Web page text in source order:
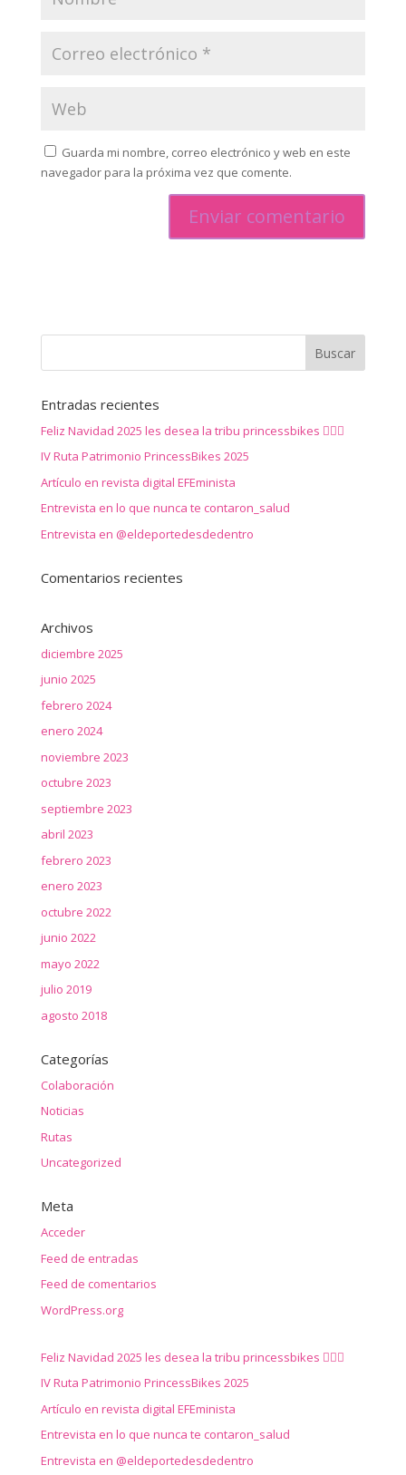
Guarda mi nombre, correo electrónico y web en este
navegador para la próxima vez que comente.
Entradas recientes
Feliz Navidad 2025 les desea la tribu princessbikes 🚴‍♀️✨
IV Ruta Patrimonio PrincessBikes 2025
Artículo en revista digital EFEminista
Entrevista en lo que nunca te contaron_salud
Entrevista en @eldeportedesdedentro
Comentarios recientes
Archivos
diciembre 2025
junio 2025
febrero 2024
enero 2024
noviembre 2023
octubre 2023
septiembre 2023
abril 2023
febrero 2023
enero 2023
octubre 2022
junio 2022
mayo 2022
julio 2019
agosto 2018
Categorías
Colaboración
Noticias
Rutas
Uncategorized
Meta
Acceder
Feed de entradas
Feed de comentarios
WordPress.org
Feliz Navidad 2025 les desea la tribu princessbikes 🚴‍♀️✨
IV Ruta Patrimonio PrincessBikes 2025
Artículo en revista digital EFEminista
Entrevista en lo que nunca te contaron_salud
Entrevista en @eldeportedesdedentro